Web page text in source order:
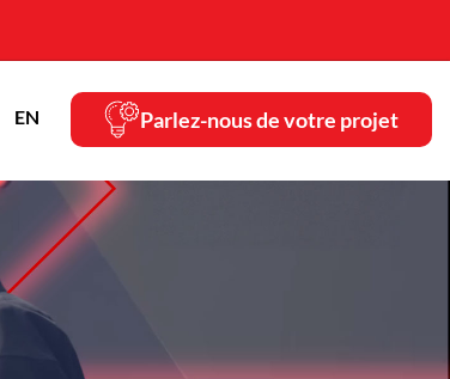
EN Parlez-nous de votre projet